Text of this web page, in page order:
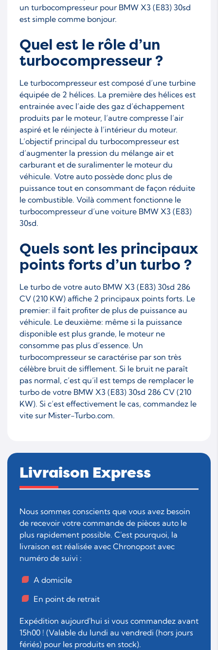
un turbocompresseur pour BMW X3 (E83) 30sd
est simple comme bonjour.
Quel est le rôle d’un
turbocompresseur ?
Le turbocompresseur est composé d’une turbine
équipée de 2 hélices. La première des hélices est
entrainée avec l’aide des gaz d’échappement
produits par le moteur, l’autre compresse l’air
aspiré et le réinjecte à l’intérieur du moteur.
L’objectif principal du turbocompresseur est
d’augmenter la pression du mélange air et
carburant et de suralimenter le moteur du
véhicule. Votre auto possède donc plus de
puissance tout en consommant de façon réduite
le combustible. Voilà comment fonctionne le
turbocompresseur d’une voiture BMW X3 (E83)
30sd.
Quels sont les principaux
points forts d’un turbo ?
Le turbo de votre auto BMW X3 (E83) 30sd 286
CV (210 KW) affiche 2 principaux points forts. Le
premier: il fait profiter de plus de puissance au
véhicule. Le deuxième: même si la puissance
disponible est plus grande, le moteur ne
consomme pas plus d’essence. Un
turbocompresseur se caractérise par son très
célèbre bruit de sifflement. Si le bruit ne paraît
pas normal, c’est qu’il est temps de remplacer le
turbo de votre BMW X3 (E83) 30sd 286 CV (210
KW). Si c’est effectivement le cas, commandez le
vite sur Mister-Turbo.com.
Livraison Express
Nous sommes conscients que vous avez besoin
de recevoir votre commande de pièces auto le
plus rapidement possible. C'est pourquoi, la
livraison est réalisée avec Chronopost avec
numéro de suivi :
A domicile
En point de retrait
Expédition aujourd'hui si vous commandez avant
15h00 ! (Valable du lundi au vendredi (hors jours
fériés) pour les produits en stock).